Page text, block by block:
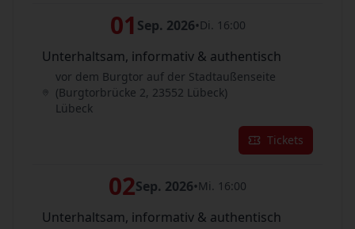
01 Sep. 2026•Di. 16:00
Unterhaltsam, informativ & authentisch
vor dem Burgtor auf der Stadtaußenseite
(Burgtorbrücke 2, 23552 Lübeck)
Lübeck
Tickets
02Sep. 2026•Mi. 16:00
Unterhaltsam, informativ & authentisch